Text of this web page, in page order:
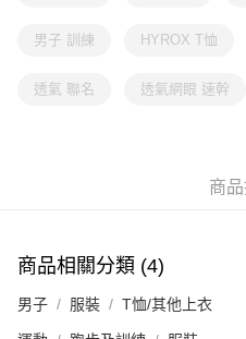
男子 訓練 HYROX T恤
透氣 聯名 透氣網眼 速幹
商
商品相關分類 (4)
男子 服裝 T恤/其他上衣